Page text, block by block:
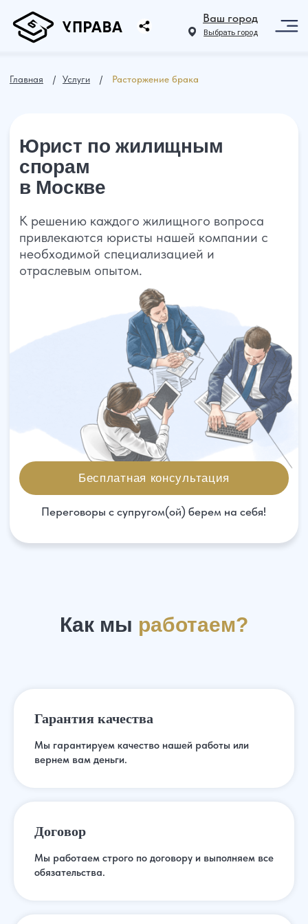
Выбрать город
Бесплатная консультация
К решению каждого жилищного вопроса
привлекаются юристы нашей компании с
необходимой специализацией и
отраслевым опытом.
Переговоры с супругом(ой) берем на себя!
Как мы работаем?
Гарантия качества
Мы гарантируем качество нашей работы или
вернем вам деньги.
Договор
Мы работаем строго по договору и выполняем все
обязательства.
Жилищный вопрос портит не только москвичей.
населенном пункте, вне зависимости от его
масштабов. Предметом разногласий между